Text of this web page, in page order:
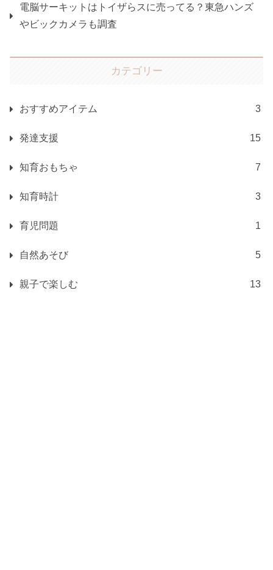
電脳サーキットはトイザらスに売ってる？東急ハンズ
やビックカメラも調査
カテゴリー
おすすめアイテム 3
発達支援 15
知育おもちゃ 7
知育時計 3
育児問題 1
自然あそび 5
親子で楽しむ 13